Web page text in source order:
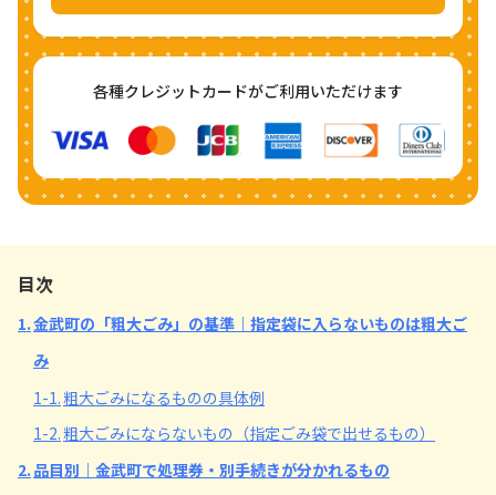
各種クレジットカードがご利用いただけます
目次
1.金武町の「粗大ごみ」の基準｜指定袋に入らないものは粗大ご
み
1-1.粗大ごみになるものの具体例
1-2.粗大ごみにならないもの（指定ごみ袋で出せるもの）
2. 品目別｜金武町で処理券・別手続きが分かれるもの